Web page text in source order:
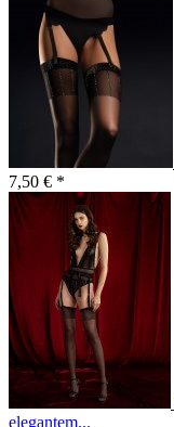
7,50 € *
elegantem...